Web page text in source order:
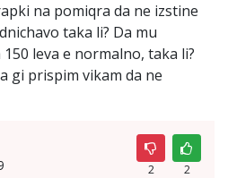
na pomiqra da ne izstine
taka li? Da mu
leva e normalno, taka li?
gi prispim vikam da ne
2 2